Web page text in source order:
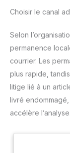
Choisir le canal
Selon
permanence
courrier. Les
plus rapide,
litige lié à un
livré
accélère l’analyse.